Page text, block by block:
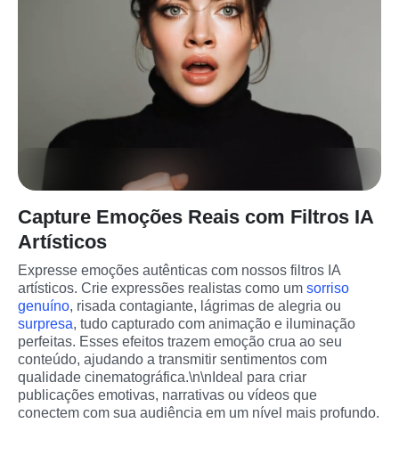
Capture Emoções Reais com Filtros IA
Artísticos
Expresse emoções autênticas com nossos filtros IA
artísticos. Crie expressões realistas como um sorriso
genuíno
surpresa, tudo capturado com animação e iluminação
perfeitas. Esses efeitos trazem emoção crua ao seu
conteúdo, ajudando a transmitir sentimentos com
qualidade cinematográfica.\n\nIdeal para criar
publicações emotivas, narrativas ou vídeos que
conectem com sua audiência em um nível mais profundo.